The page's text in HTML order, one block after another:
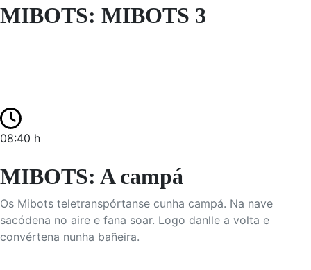
MIBOTS: MIBOTS 3
08:40 h
MIBOTS: A campá
Os Mibots teletranspórtanse cunha campá. Na nave
sacódena no aire e fana soar. Logo danlle a volta e
convértena nunha bañeira.